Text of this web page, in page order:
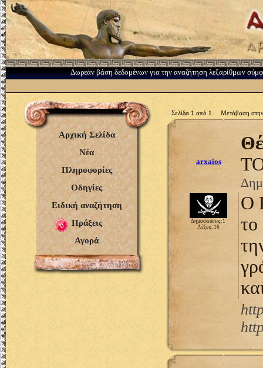
Δωρεάν βάση δεδομένων για την αναζήτηση λεξαρίθμων
Αρχική Σελίδα
Νέα
Πληροφορίες
Οδηγίες
Ειδική αναζήτηση
Πράξεις
Αγορά
Σελίδα 1 από 1 Μετάβαση
arxaios
Δημοσιεύσεις:1
Λέξεις:16
Ο
το